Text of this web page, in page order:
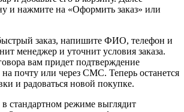
и нажмите на «Оформить заказ» или
заказ, напишите ФИО, телефон и
менеджер и уточнит условия заказа.
вам придет подтверждение
почту или через СМС. Теперь останется
и радоваться новой покупке.
стандартном режиме выглядит